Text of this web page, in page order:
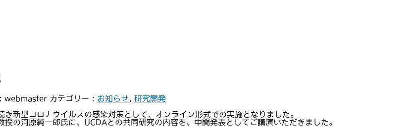
webmaster カテゴリー : お知らせ, 研究開発
型コロナウイルスの感染対策として、オンライン形式での実施となりました。
の河原純一郎氏に、UCDAとの共同研究の内容を、中間発表としてご講演いただきました。